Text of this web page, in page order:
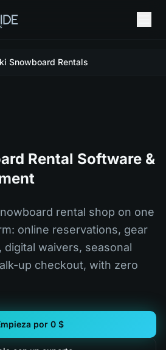
Snowboard Rentals
Rental Software &
rental shop on one
online reservations, gear
waivers, seasonal
up checkout, with zero
por 0 $